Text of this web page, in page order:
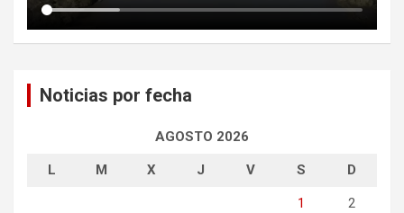
Noticias por fecha
AGOSTO 2026
L M X J V S D
1 2